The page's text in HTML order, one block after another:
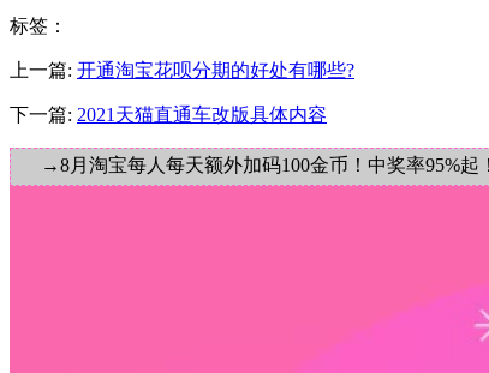
标签 ：
上一篇: 开通淘宝花呗分期的好处有哪些?
下一篇: 2021天猫直通车改版具体内容
→8月淘宝每人每天额外加码100金币！中奖率95%起